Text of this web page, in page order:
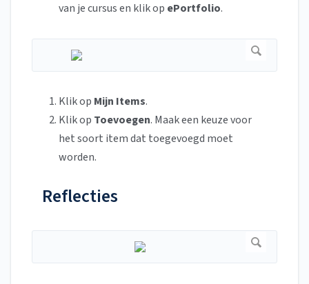
van je cursus en klik op ePortfolio.
Klik op Mijn Items.
Klik op Toevoegen. Maak een keuze voor
het soort item dat toegevoegd moet
worden.
Reflecties